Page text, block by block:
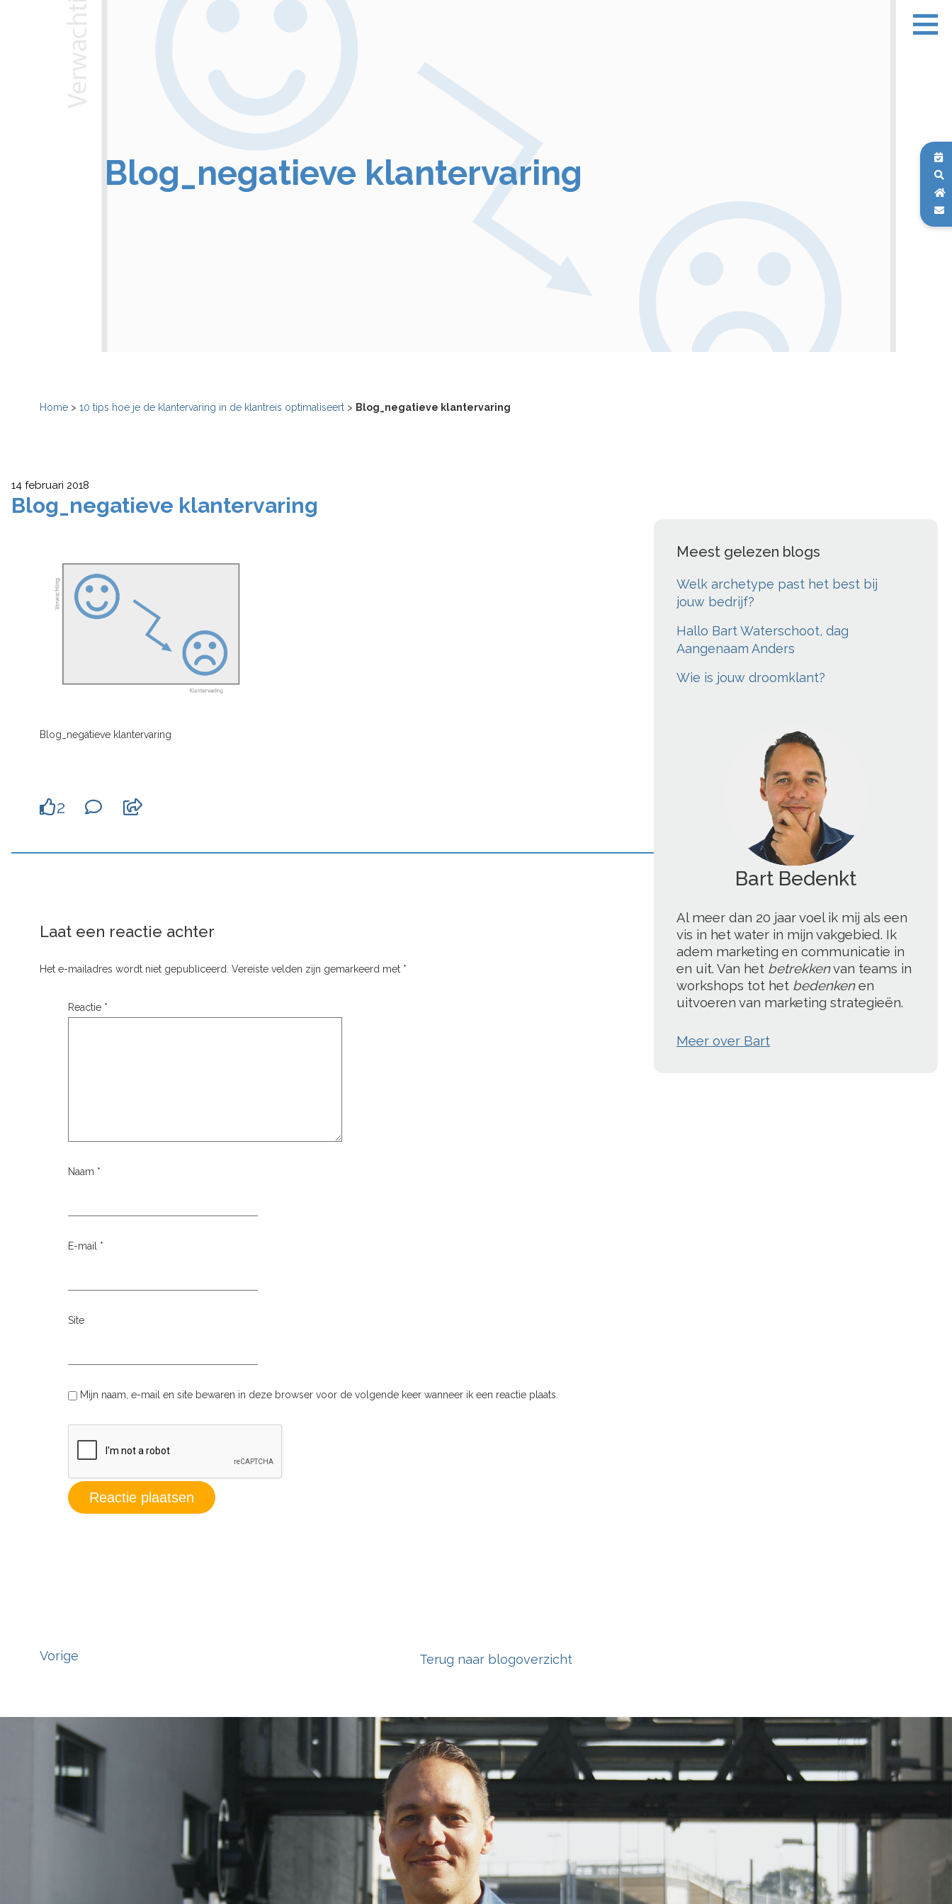
Blog_negatieve klantervaring
Home > 10 tips hoe je de klantervaring in de klantreis optimaliseert > Blog_negatieve klantervaring
14 februari 2018
Blog_negatieve klantervaring
Blog_negatieve klantervaring
Meest gelezen blogs
Welk archetype past het best bij
jouw bedrijf?
Hallo Bart Waterschoot, dag
Aangenaam Anders
Wie is jouw droomklant?
';
Al meer dan 20 jaar voel ik mij als een
vis in het water in mijn vakgebied. Ik
adem marketing en communicatie in
en uit. Van het betrekkenvan teams in
workshops tot het bedenkenen
uitvoeren van marketing strategieën.
Meer over Bart
2
Laat een reactie achter
Het e-mailadres wordt niet gepubliceerd. Vereiste velden zijn gemarkeerd met *
Reactie *
Naam *
E-mail *
Site
Mijn naam, e-mail en site bewaren in deze browser voor de volgende keer wanneer ik een reactie plaats.
Vorige Terug naar blogoverzicht